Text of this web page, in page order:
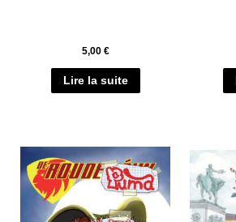
5,00 €
Lire la suite